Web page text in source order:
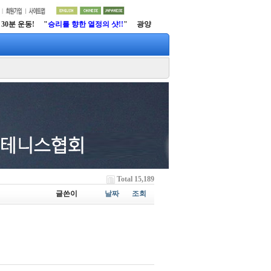
운동! " 승리를 향한 열정의 샷!! " 광양시 테니스협회
Total 15,189
글쓴이 날짜 조회